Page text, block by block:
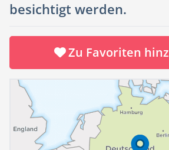
besichtigt werden.
Zu Favoriten